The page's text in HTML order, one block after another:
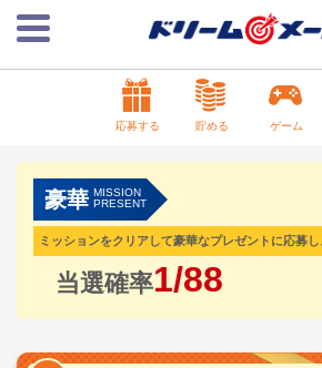
応募する 貯める ゲーム
豪華 MISSION
PRESENT
ミッションをクリアして豪華なプレゼントに応募し
当選確率1/88